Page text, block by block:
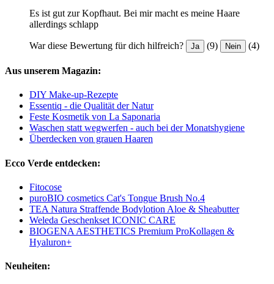
Es ist gut zur Kopfhaut. Bei mir macht es meine Haare
allerdings schlapp
War diese Bewertung für dich hilfreich? Ja (9) Nein (4)
Aus unserem Magazin:
DIY Make-up-Rezepte
Essentiq - die Qualität der Natur
Feste Kosmetik von La Saponaria
Waschen statt wegwerfen - auch bei der Monatshygiene
Überdecken von grauen Haaren
Ecco Verde entdecken:
Fitocose
puroBIO cosmetics Cat's Tongue Brush No.4
TEA Natura Straffende Bodylotion Aloe & Sheabutter
Weleda Geschenkset ICONIC CARE
BIOGENA AESTHETICS Premium ProKollagen &
Hyaluron+
Neuheiten: